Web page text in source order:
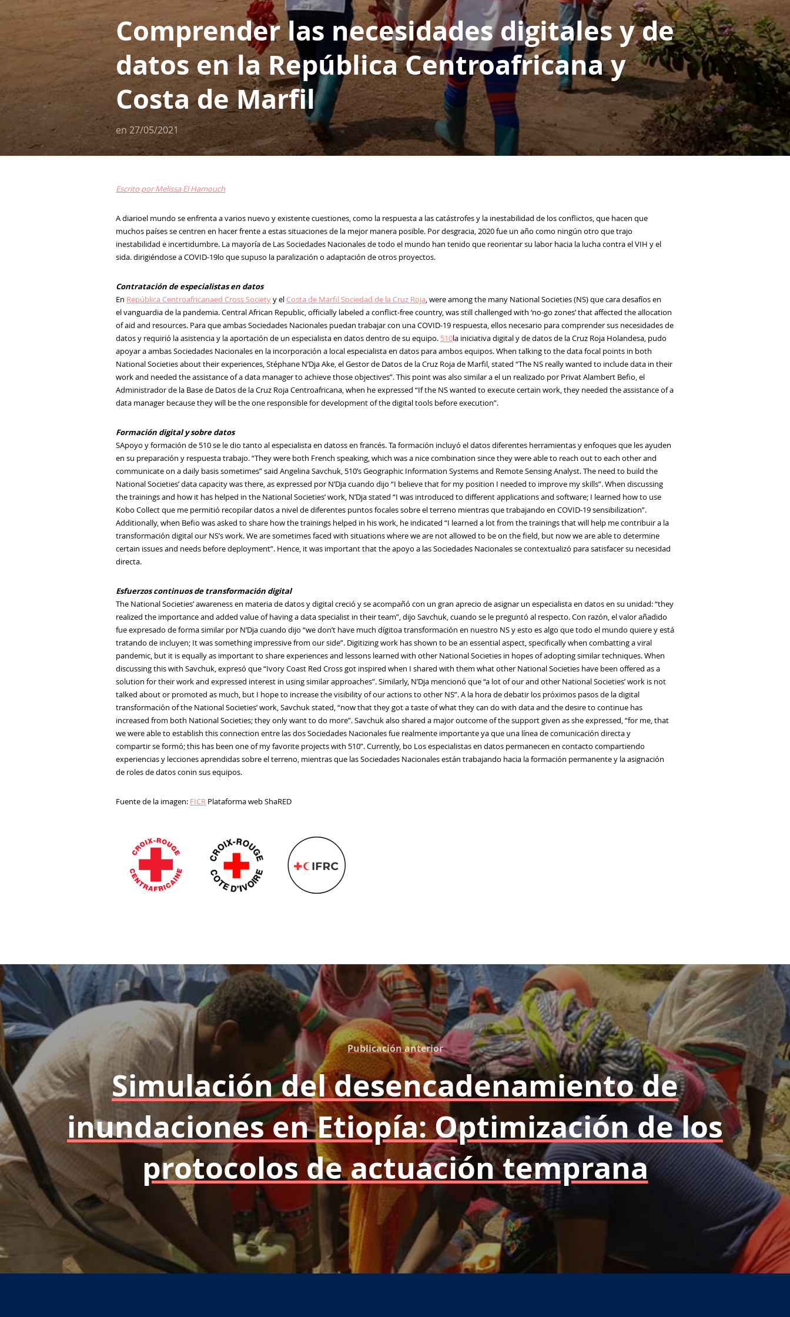
Comprender las necesidades digitales y de
datos en la República Centroafricana y
Costa de Marfil
en 27/05/2021
Escrito por Melissa El Hamouch
A diarioel mundo se enfrenta a varios nuevo yexistentecuestiones, como la respuesta a las catástrofes y la inestabilidad de los conflictos, que hacen que
muchos países se centren en hacer frente a estas situaciones de la mejor manera posible. Por desgracia, 2020 fue un año como ningún otro que trajo
inestabilidad e incertidumbre. La mayoría de Las Sociedades Nacionales de todo el mundo han tenido que reorientar su labor hacia la lucha contra el VIH y el
sida.dirigiéndose aCOVID-19lo que supuso la paralización o adaptación de otros proyectos.
Contratación de especialistas en datos
En República Centroafricanaed Cross SocietyyelCosta de MarfilSociedad de la Cruz Roja,were among the many National Societies (NS)quecaradesafíosen
elvanguardiade la pandemia. Central African Republic, officially labeled a conflict-free country, was still challenged with ‘no-go zones’ that affected the allocation
of aid and resources. Para que ambas Sociedades Nacionales puedan trabajar con unaCOVID-19 respuesta, ellos necesario paracomprendersus necesidades de
datos y requirió la asistencia y la aportación de un especialista en datos dentro de su equipo. 510la iniciativa digital y de datos de la Cruz Roja Holandesa, pudo
apoyar a ambas Sociedades Nacionales en la incorporación a localespecialista en datos para ambos equipos. When talking to the data focal points in both
National Societies about their experiences, Stéphane N’Dja Ake,el Gestor de Datos de la Cruz Roja de Marfil,stated “The NS really wanted to include data in their
work and needed the assistance of a data manager to achieve those objectives”. This point was also similarael un realizado por PrivatAlambert Befio,el
Administrador de la Base de Datos de la Cruz Roja Centroafricana,when he expressed “If the NS wanted to execute certain work, they needed the assistance of a
data manager because they will be the one responsible for development of the digital tools before execution”.
Formación digital y sobre datos
SApoyo yformación de 510se le dio tanto al especialista en datossen francés. Ta formación incluyó eldatos diferentes herramientas y enfoques que les ayuden
en su preparación y respuestatrabajo.“They were both French speaking, which was a nice combination since they were able to reach out to each other and
communicate on a daily basis sometimes” said AngelinaSavchuk, 510’s Geographic Information Systems and Remote Sensing Analyst. The need to build the
National Societies’ data capacity was there, as expressed por N’Djacuando dijo “I believe that for my position I needed to improve my skills”. When discussing
the trainings and how it has helped in the National Societies’ work, N’Djastated “I was introduced to different applications and software; I learned how to use
Kobo Collectque me permitió recopilar datos a nivel de diferentes puntos focales sobre el terreno mientras quetrabajando en COVID-19sensibilization”.
Additionally, when Befio was asked to share how the trainings helped in his work, he indicated “I learned a lot from the trainings that will help mecontribuir a la
transformación digitalour NS’s work. We are sometimes faced with situations where we are not allowed to be on the field, but now we are able to determine
certain issues and needs before deployment”. Hence, it was important that theapoyo a las Sociedades Nacionalesse contextualizó para satisfacer su necesidad
directa.
Esfuerzos continuos de transformación digital
The National Societies’ awarenessen materia de datos y digital creció y se acompañó con un gran aprecio deasignar un especialista en datosen su unidad:“they
realized the importance and added value of having a data specialist in their team”,dijo Savchuk,cuando se le preguntó al respecto. Con razón, el valor añadido
fue expresado de forma similar por N’Djacuando dijo “we don’t have much dígitoa transformación en nuestro NSy esto es algo que todo el mundo quiere y está
tratando de incluyen; It was something impressive from our side”. Digitizing work has shown to be an essential aspect, specifically when combatting a viral
pandemic, but it is equally as important to share experiences and lessons learned with other National Societies in hopes of adopting similar techniques. When
discussing this with Savchuk, expresó que“Ivory Coast Red Cross got inspired when I shared with them what other National Societies have been offered as a
solution for their work and expressed interest in using similar approaches”. Similarly, N’Dja mencionó que“a lot of our and other National Societies’ work is not
talked about or promoted as much, but I hope to increase the visibility of our actions to other NS”. A la hora de debatir los próximos pasos de ladigital
transformación of the National Societies’ work,Savchukstated, “now that they got a taste of what they can do with data and the desire to continue has
increased from both National Societies; they only want to do more”.Savchukalso shared a major outcome of the support given as she expressed, “for me, that
we were able to establish this connection entre las dos Sociedades Nacionales fue realmente importanteya que una línea de comunicación directay
compartirse formó; this has been one of my favorite projects with 510”. Currently, bo Los especialistas en datos permanecen en contacto compartiendo
experiencias y lecciones aprendidas sobre el terreno, mientras que las Sociedades Nacionales están trabajando hacia la formación permanente y la asignación
de roles de datos conin sus equipos.
Fuente de la imagen: FICR Plataforma web ShaRED
Publicación anterior
Simulación del desencadenamiento de
inundaciones en Etiopía: Optimización de los
protocolos de actuación temprana